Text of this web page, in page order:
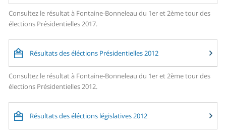
Consultez le résultat à Fontaine-Bonneleau du 1er et 2ème tour des
élections Présidentielles 2017.
Résultats des éléctions Présidentielles 2012
Consultez le résultat à Fontaine-Bonneleau du 1er et 2ème tour des
élections Présidentielles 2012.
Résultats des éléctions législatives 2012